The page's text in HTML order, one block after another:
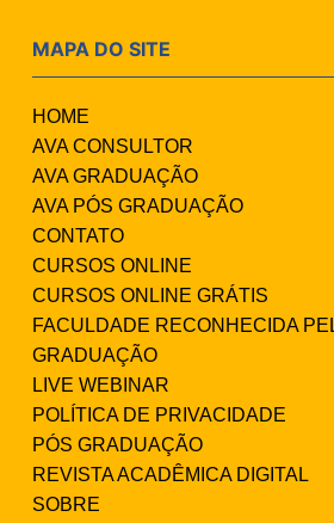
MAPA DO SITE
HOME
AVA CONSULTOR
AVA GRADUAÇÃO
AVA PÓS GRADUAÇÃO
CONTATO
CURSOS ONLINE
CURSOS ONLINE GRÁTIS
FACULDADE RECONHECIDA
GRADUAÇÃO
LIVE WEBINAR
POLÍTICA DE PRIVACIDADE
PÓS GRADUAÇÃO
REVISTA ACADÊMICA DIGITAL
SOBRE